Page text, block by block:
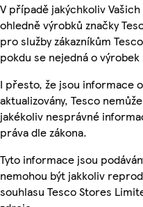
V případě jakýchkoliv
ohledně výrobků značky
pro služby zákazníkům
pokdu se nejedná o výrobek
I přesto, že jsou informace
aktualizovány, Tesco
jakékoliv nesprávné
práva dle zákona.
Tyto informace jsou
nemohou být jakkoliv
souhlasu Tesco Stores